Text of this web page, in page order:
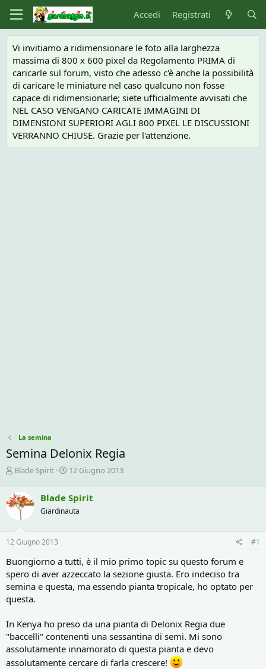
Accedi Registrati
Vi invitiamo a ridimensionare le foto alla larghezza
massima di 800 x 600 pixel da Regolamento PRIMA di
caricarle sul forum, visto che adesso c'è anche la possibilità
di caricare le miniature nel caso qualcuno non fosse
capace di ridimensionarle; siete ufficialmente avvisati che
NEL CASO VENGANO CARICATE IMMAGINI DI
DIMENSIONI SUPERIORI AGLI 800 PIXEL LE DISCUSSIONI
VERRANNO CHIUSE. Grazie per l'attenzione.
La semina
Semina Delonix Regia
C
e
a
r
e
i
s
c
u
o
n
e
Blade Spirit
D
a
d
i
z
i
o
12 Giugno 2013
Blade Spirit
Giardinauta
12 Giugno 2013 #1
Buongiorno a tutti, è il mio primo topic su questo forum e
spero di aver azzeccato la sezione giusta. Ero indeciso tra
semina e questa, ma essendo pianta tropicale, ho optato per
questa.
In Kenya ho preso da una pianta di Delonix Regia due
"baccelli" contenenti una sessantina di semi. Mi sono
assolutamente innamorato di questa pianta e devo
assolutamente cercare di farla crescere!